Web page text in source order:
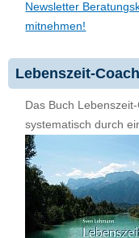
Newsletter
mitnehmen!
Lebenszeit-
Das Buch
systematisch durch